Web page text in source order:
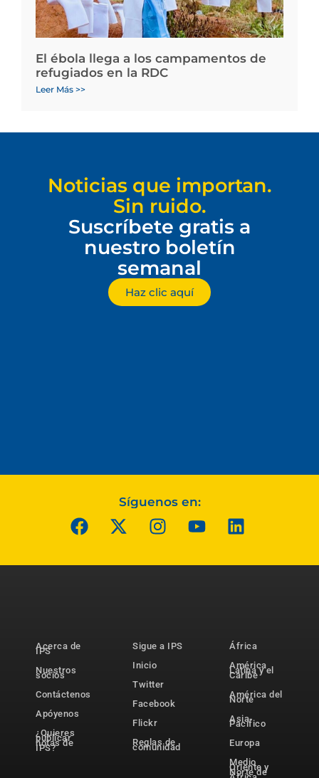
El ébola llega a los campamentos de
refugiados en la RDC
Leer Más >>
Noticias que importan.
Sin ruido.
Suscríbete gratis a
nuestro boletín
semanal
Haz clic aquí
Síguenos en:
Acerca de
IPS
Nuestros
socios
Contáctenos
Apóyenos
¿Quieres
publicar
notas de
IPS?
Sigue a IPS
Inicio
Twitter
Facebook
Flickr
Reglas de
comunidad
África
América
Latina y el
Caribe
América del
Norte
Asia-
Pacífico
Europa
Medio
Oriente y
Norte de